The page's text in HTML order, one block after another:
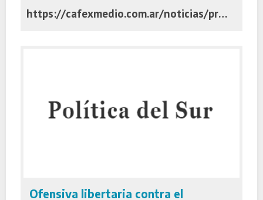
https://cafexmedio.com.ar/noticias/provinciales/la-ucr-propone-aumentar-al-20-los-fondos-que-la-provincia-distribuye-entre-los-municipios/
Ofensiva libertaria contra el